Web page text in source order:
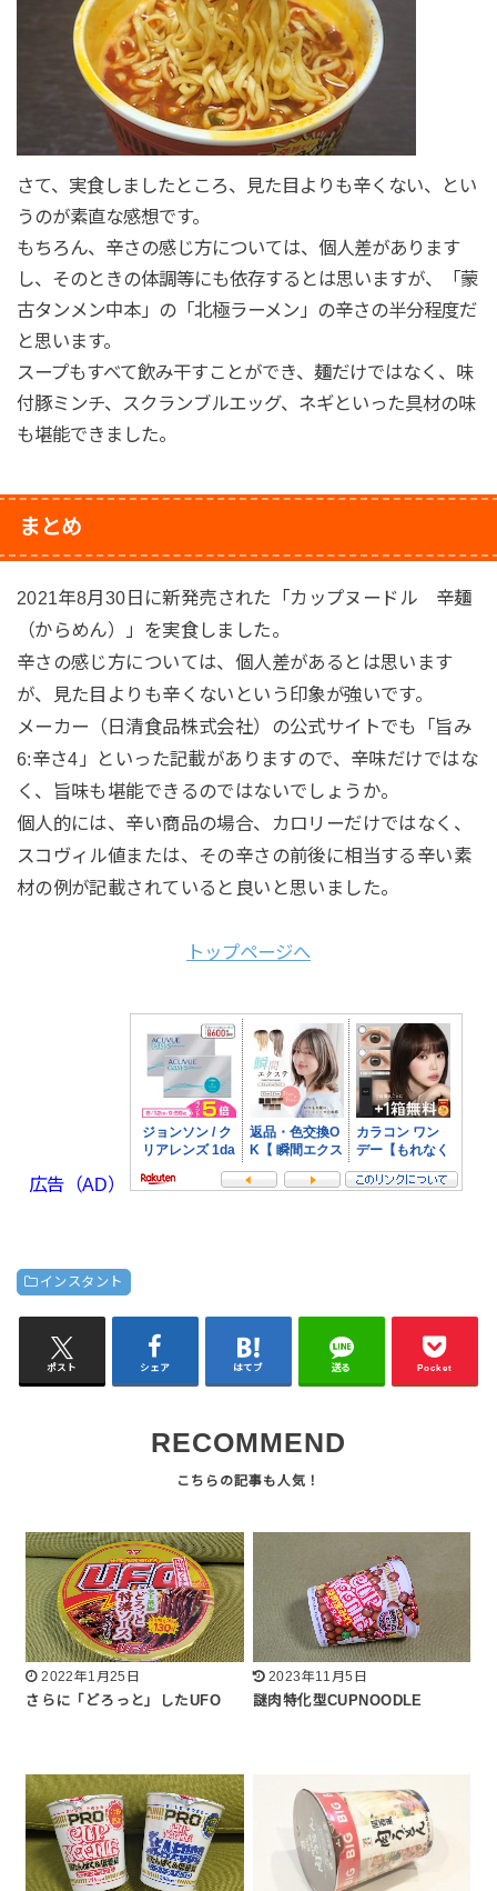
さて、実食しましたところ、見た目よりも辛くない、とい
うのが素直な感想です。
もちろん、辛さの感じ方については、個人差があります
し、そのときの体調等にも依存するとは思いますが、「蒙
古タンメン中本」の「北極ラーメン」の辛さの半分程度だ
と思います。
スープもすべて飲み干すことができ、麺だけではなく、味
付豚ミンチ、スクランブルエッグ、ネギといった具材の味
も堪能できました。
まとめ
2021年8月30日に新発売された「カップヌードル 辛麺
（からめん）」を実食しました。
辛さの感じ方については、個人差があるとは思います
が、見た目よりも辛くないという印象が強いです。
メーカー（日清食品株式会社）の公式サイトでも「旨み
6:辛さ4」といった記載がありますので、辛味だけではな
く、旨味も堪能できるのではないでしょうか。
個人的には、辛い商品の場合、カロリーだけではなく、
スコヴィル値または、その辛さの前後に相当する辛い素
材の例が記載されていると良いと思いました。
トップページへ
広告（AD）
インスタント
ポスト シェア はてブ 送る Pocket
RECOMMEND
2022年1月25日
さらに「どろっと」したUFO
2023年11月5日
謎肉特化型CUPNOODLE